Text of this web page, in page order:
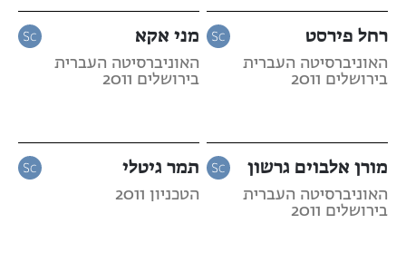
רחל פירסט
האוניברסיטה העברית
בירושלים 2011
מני אקא
האוניברסיטה העברית
בירושלים 2011
מורן אלבוים גרשון
האוניברסיטה העברית
בירושלים 2011
תמר גיטלי
הטכניון 2011